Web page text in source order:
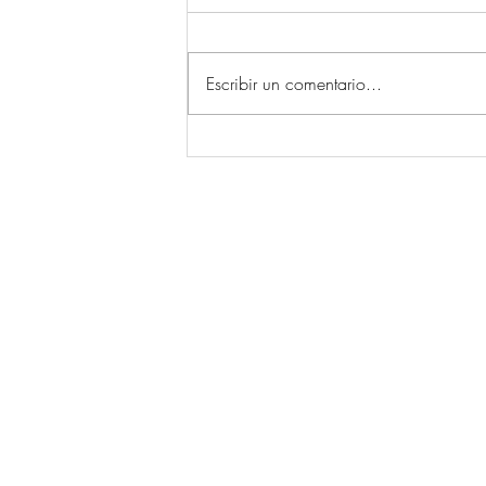
Escribir un comentario...